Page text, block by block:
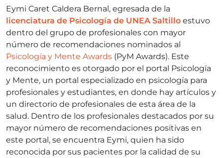
Eymi Caret Caldera Bernal, egresada de la
licenciatura de Psicología de UNEA Saltillo estuvo
dentro del grupo de profesionales con mayor
número de recomendaciones nominados al
Psicología y Mente Awards (PyM Awards). Este
reconocimiento es otorgado por el portal Psicología
y Mente, un portal especializado en psicología para
profesionales y estudiantes, en donde hay artículos y
un directorio de profesionales de esta área de la
salud. Dentro de los profesionales destacados por su
mayor número de recomendaciones positivas en
este portal, se encuentra Eymi, quien ha sido
reconocida por sus pacientes por la calidad de su